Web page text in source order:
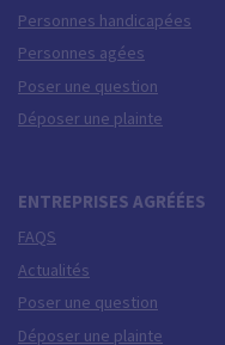
Personnes handicapées
Personnes agées
Poser une question
Déposer une plainte
ENTREPRISES AGRÉÉES
FAQS
Actualités
Poser une question
Déposer une plainte